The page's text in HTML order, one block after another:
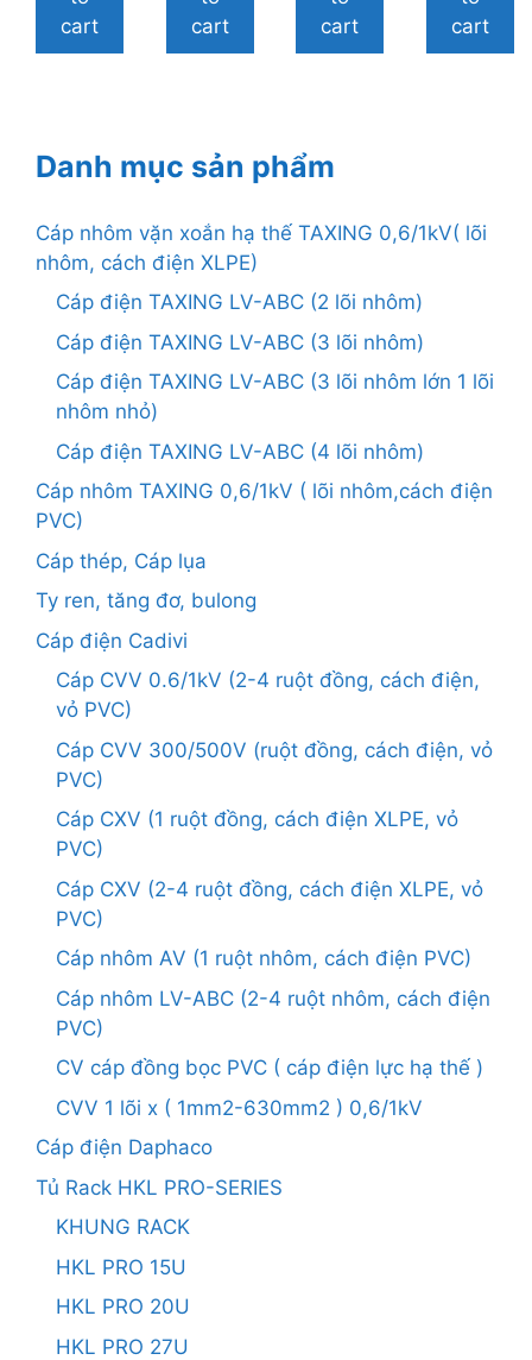
cart
cart
cart
cart
Danh mục sản phẩm
Cáp nhôm vặn xoắn hạ thế TAXING 0,6/1kV( lõi
nhôm, cách điện XLPE)
Cáp điện TAXING LV-ABC (2 lõi nhôm)
Cáp điện TAXING LV-ABC (3 lõi nhôm)
Cáp điện TAXING LV-ABC (3 lõi nhôm lớn 1 lõi
nhôm nhỏ)
Cáp điện TAXING LV-ABC (4 lõi nhôm)
Cáp nhôm TAXING 0,6/1kV ( lõi nhôm,cách điện
PVC)
Cáp thép, Cáp lụa
Ty ren, tăng đơ, bulong
Cáp điện Cadivi
Cáp CVV 0.6/1kV (2-4 ruột đồng, cách điện,
vỏ PVC)
Cáp CVV 300/500V (ruột đồng, cách điện, vỏ
PVC)
Cáp CXV (1 ruột đồng, cách điện XLPE, vỏ
PVC)
Cáp CXV (2-4 ruột đồng, cách điện XLPE, vỏ
PVC)
Cáp nhôm AV (1 ruột nhôm, cách điện PVC)
Cáp nhôm LV-ABC (2-4 ruột nhôm, cách điện
PVC)
CV cáp đồng bọc PVC ( cáp điện lực hạ thế )
CVV 1 lõi x ( 1mm2-630mm2 ) 0,6/1kV
Cáp điện Daphaco
Tủ Rack HKL PRO-SERIES
KHUNG RACK
HKL PRO 15U
HKL PRO 20U
HKL PRO 27U